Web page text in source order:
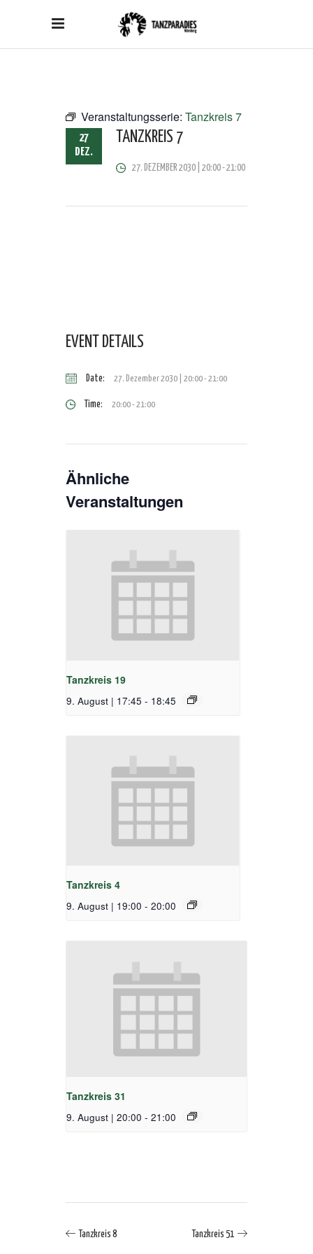
Veranstaltungsserie: Tanzkreis 7
27
DEZ.
TANZKREIS 7
27. DEZEMBER 2030 | 20:00-21:00
EVENT DETAILS
Date: 27. Dezember 2030 | 20:00-21:00
Time: 20:00 - 21:00
Ähnliche
Veranstaltungen
Tanzkreis 19
9. August | 17:45 - 18:45
Tanzkreis 4
9. August | 19:00 - 20:00
Tanzkreis 31
9. August | 20:00 - 21:00
Tanzkreis 8 Tanzkreis 51